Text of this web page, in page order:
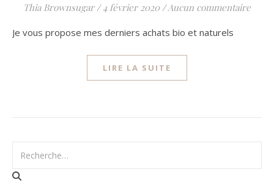
Thia Brownsugar / 4 février 2020 / Aucun commentaire
Je vous propose mes derniers achats bio et naturels
LIRE LA SUITE